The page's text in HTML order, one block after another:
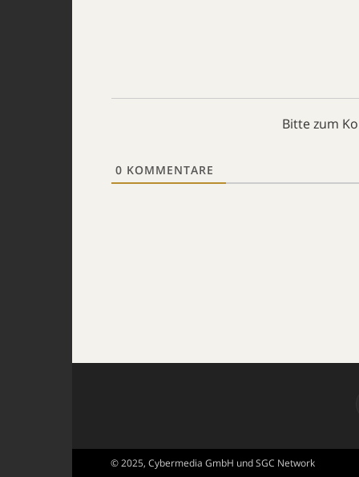
Bitte zum
0 KOMMENTARE
© 2025, Cybermedia GmbH und SGC Network